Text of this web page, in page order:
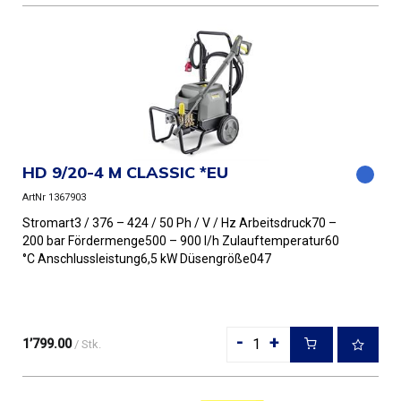
HD 9/20-4 M CLASSIC *EU
ArtNr 1367903
Stromart3 / 376 – 424 / 50 Ph / V / Hz Arbeitsdruck70 –
200 bar Fördermenge500 – 900 l/h Zulauftemperatur60
°C Anschlussleistung6,5 kW Düsengröße047
- +
1’799.00 / Stk.